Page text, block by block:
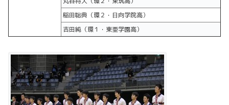
稲田聡典（環２・日向学院高）
吉田純（環１・東亜学園高）